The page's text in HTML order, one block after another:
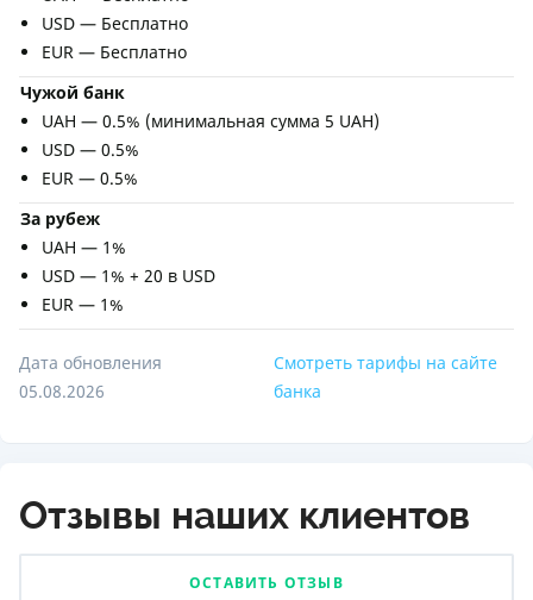
USD — Бесплатно
EUR — Бесплатно
Чужой банк
UAH — 0.5% (минимальная сумма 5 UAH)
USD — 0.5%
EUR — 0.5%
За рубеж
UAH — 1%
USD — 1% + 20 в USD
EUR — 1%
Дата обновления
05.08.2026
Смотреть тарифы на сайте
банка
Отзывы наших клиентов
ОСТАВИТЬ ОТЗЫВ